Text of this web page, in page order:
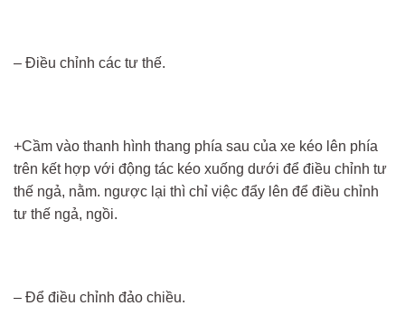
– Điều chỉnh các tư thế.
+Cầm vào thanh hình thang phía sau của xe kéo lên phía
trên kết hợp với động tác kéo xuống dưới để điều chỉnh tư
thế ngả, nằm. ngược lại thì chỉ việc đẩy lên để điều chỉnh
tư thế ngả, ngồi.
– Để điều chỉnh đảo chiều.